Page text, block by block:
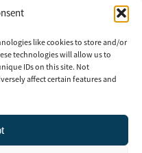
like cookies to store and/or
technologies will allow us to
IDs on this site. Not
affect certain features and